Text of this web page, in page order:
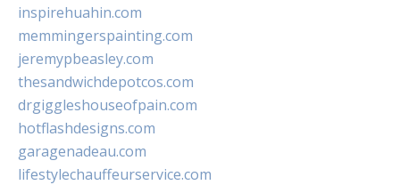
inspirehuahin.com
memmingerspainting.com
jeremypbeasley.com
thesandwichdepotcos.com
drgiggleshouseofpain.com
hotflashdesigns.com
garagenadeau.com
lifestylechauffeurservice.com